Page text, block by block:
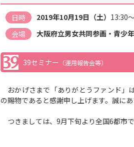
日時 2019年10月19日（土） 13:30
会場
大阪府立男女共同参画・青少
39セミナー （運用報告会等）
おかげさまで「ありがとうファンド」
の賜物であると感謝申し上げます。誠にあ
つきましては、9月下旬より全国6都市